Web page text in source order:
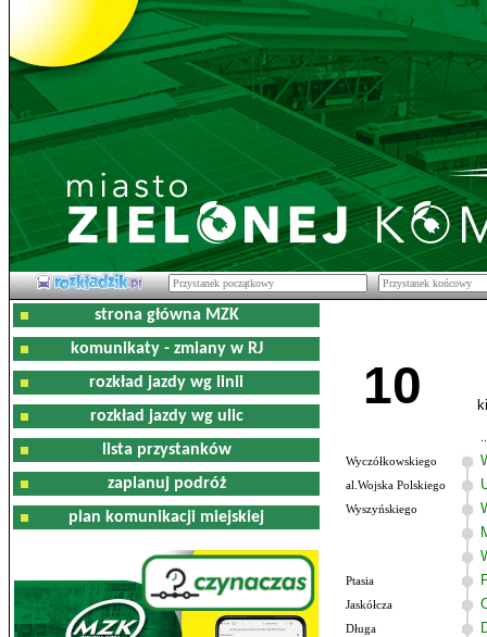
strona główna MZK
komunikaty - zmiany w RJ
rozkład jazdy wg linii
rozkład jazdy wg ulic
lista przystanków
zaplanuj podróż
plan komunikacji miejskiej
10
Wyczółkowskiego
al.Wojska Polskiego
Wyszyńskiego
Ptasia
Jaskółcza
Długa